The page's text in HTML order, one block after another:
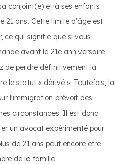
conjoint(e) et à ses enfants
21 ans. Cette limite d'âge est
ce qui signifie que si vous
avant le 21e anniversaire
de perdre définitivement la
le statut « dérivé ». Toutefois, la
l'immigration prévoit des
circonstances. Il est donc
un avocat expérimenté pour
de 21 ans peut encore être
de la famille.